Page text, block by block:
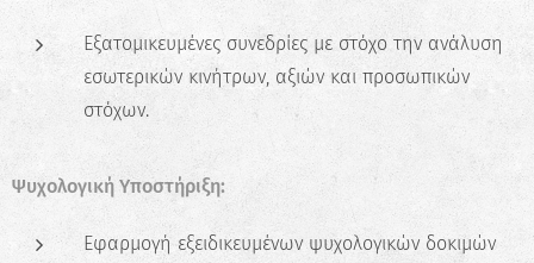
Εξατομικευμένες συνεδρίες με στόχο την ανάλυση
εσωτερικών κινήτρων, αξιών και προσωπικών
στόχων.
Ψυχολογική Υποστήριξη:
Εφαρμογή εξειδικευμένων ψυχολογικών δοκιμών